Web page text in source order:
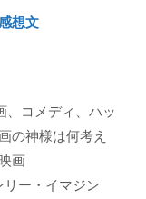
想文
、 コメディ 、 ハッ
の神様は何考え
画
リー・イマジン